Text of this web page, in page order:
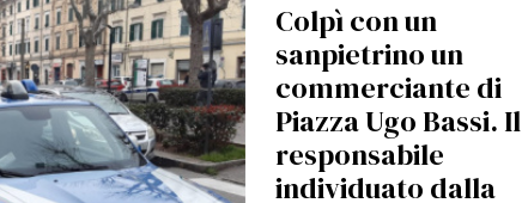
Colpì con un
sanpietrino un
commerciante di
Piazza Ugo Bassi. Il
responsabile
individuato dalla